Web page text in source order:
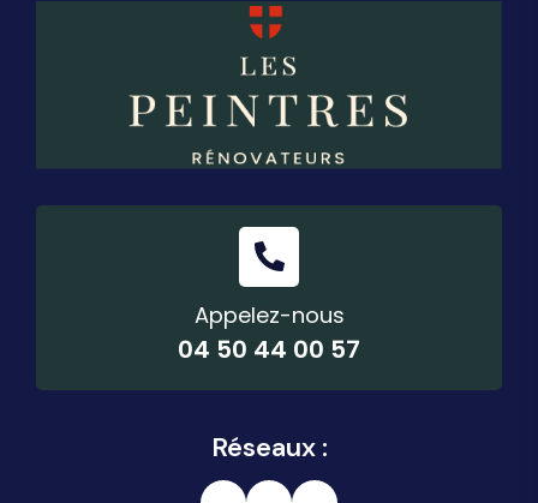
Appelez-nous
04 50 44 00 57
Réseaux :